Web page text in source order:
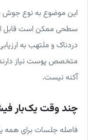
این موضوع به نوع جوش
سطحی ممکن است قابل
دردناک و ملتهب به
متخصص پوست نیاز
آکنه نیست.
چند وقت یک‌بار
فاصله جلسات برای همه